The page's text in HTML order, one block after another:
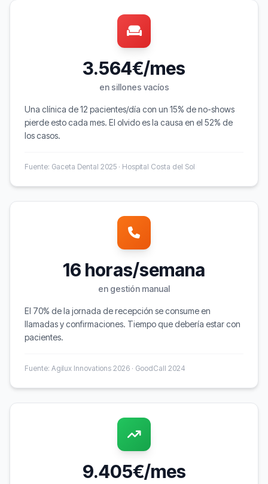
3.564€/mes
en sillones vacíos
Una clínica de 12 pacientes/día con un 15% de no-shows
pierde esto cada mes. El olvido es la causa en el 52% de
los casos.
Fuente: Gaceta Dental 2025 · Hospital Costa del Sol
16 horas/semana
en gestión manual
El 70% de la jornada de recepción se consume en
llamadas y confirmaciones. Tiempo que debería estar con
pacientes.
Fuente: Agilux Innovations 2026 · GoodCall 2024
9.405€/mes